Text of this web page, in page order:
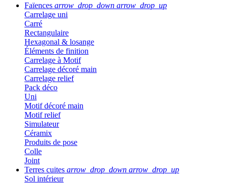
Faïences arrow_drop_down arrow_drop_up
Carrelage uni
Carré
Rectangulaire
Hexagonal & losange
Éléments de finition
Carrelage à Motif
Carrelage décoré main
Carrelage relief
Pack déco
Uni
Motif décoré main
Motif relief
Simulateur
Céramix
Produits de pose
Colle
Joint
Terres cuites arrow_drop_down arrow_drop_up
Sol intérieur